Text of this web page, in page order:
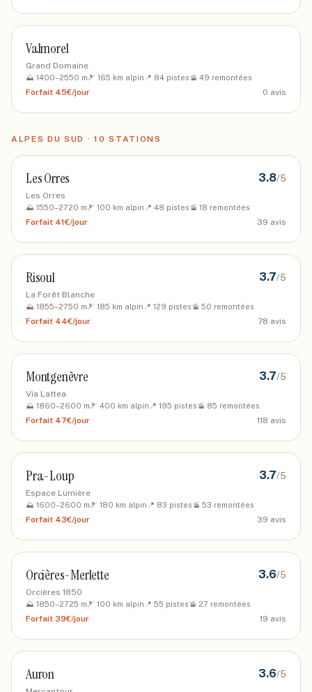
Valmorel
Grand Domaine
⛰️ 1400–2550 m🎿 165 km alpin 📍 84 pistes🚡 49 remontées
Forfait 45€/jour 0 avis
ALPES DU SUD ·10 STATIONS
Les Orres
Les Orres
3.8/5
⛰️ 1550–2720 m🎿 100 km alpin 📍 48 pistes🚡 18 remontées
Forfait 41€/jour 39 avis
Risoul
La Forêt Blanche
3.7/5
⛰️ 1855–2750 m🎿 185 km alpin 📍 129 pistes🚡 50 remontées
Forfait 44€/jour 78 avis
Montgenèvre
Via Lattea
3.7/5
⛰️ 1860–2600 m🎿 400 km alpin 📍 195 pistes🚡 85 remontées
Forfait 47€/jour 118 avis
Pra-Loup
Espace Lumière
3.7/5
⛰️ 1600–2600 m🎿 180 km alpin 📍 83 pistes🚡 53 remontées
Forfait 43€/jour 39 avis
Orcières-Merlette
Orcières 1850
3.6/5
⛰️ 1850–2725 m🎿 100 km alpin 📍 55 pistes🚡 27 remontées
Forfait 39€/jour 19 avis
Auron 3.6/5